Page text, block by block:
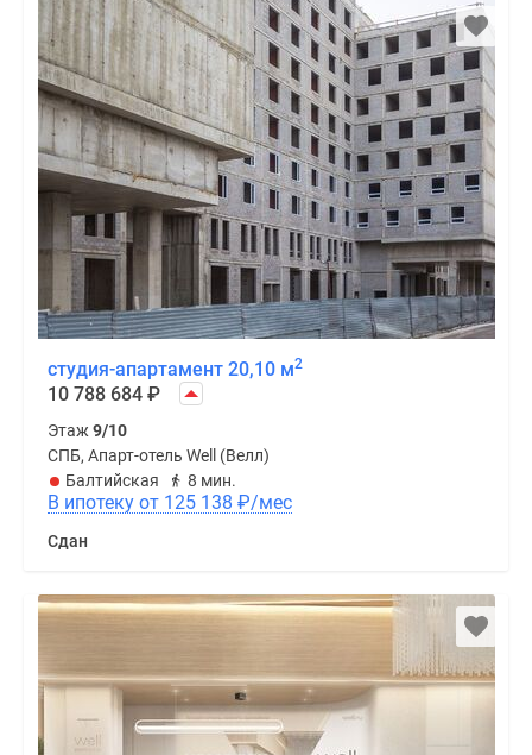
студия-апартамент 20,10 м2
10 788 684 ₽
Этаж9/10
СПБ, Апарт-отель Well (Велл)
Балтийская
8 мин.
В ипотеку от 125 138 ₽/мес
Сдан